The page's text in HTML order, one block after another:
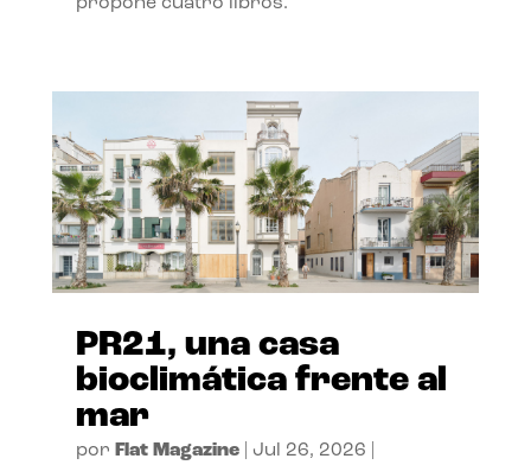
propone cuatro libros.
PR21, una casa
bioclimática frente al
mar
por Flat Magazine| Jul 26, 2026